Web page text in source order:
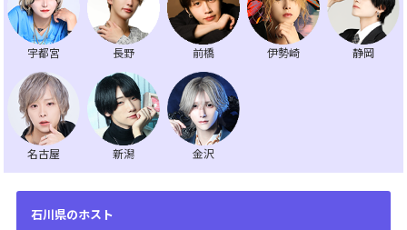
宇都宮 長野 前橋 伊勢崎 静岡
名古屋 新潟 金沢
石川県のホスト